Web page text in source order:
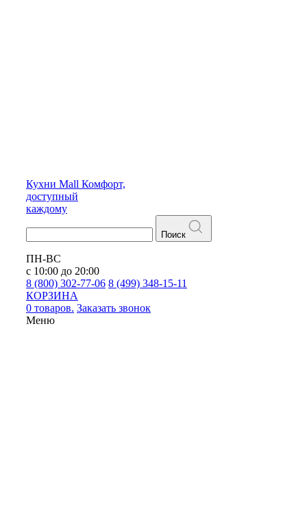
Кухни Mall Комфорт,
доступный
каждому
Поиск
ПН-ВС
с 10:00 до 20:00
8 (800) 302-77-06 8 (499) 348-15-11
КОРЗИНА
0 товаров. Заказать звонок
Меню